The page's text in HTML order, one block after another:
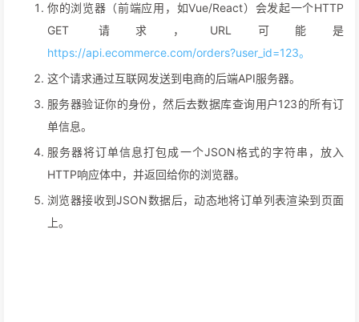
你的浏览器（前端应用，如Vue/React）会发起一个HTTP
GET 请求，URL可能是
https://api.ecommerce.com/orders?user_id=123。
这个请求通过互联网发送到电商的后端API服务器。
服务器验证你的身份，然后去数据库查询用户123的所有订
单信息。
服务器将订单信息打包成一个JSON格式的字符串，放入
HTTP响应体中，并返回给你的浏览器。
浏览器接收到JSON数据后，动态地将订单列表渲染到页面
上。